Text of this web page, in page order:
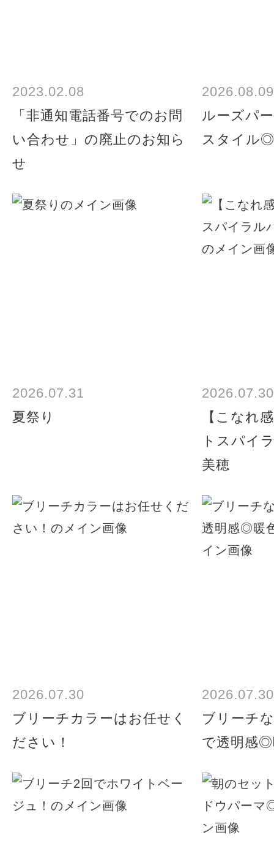
2023.02.08
「非通知電話番号でのお問
い合わせ」の廃止のお知ら
せ
2026.08.09
ルーズパ
スタイル
2026.07.31
夏祭り
2026.07.30
【こなれ
トスパイ
美穂
2026.07.30
ブリーチカラーはお任せく
ださい！
2026.07.30
ブリーチ
で透明感